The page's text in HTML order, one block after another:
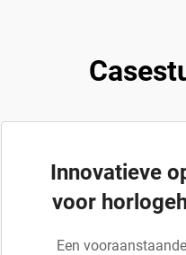
Innovatieve
voor
Een